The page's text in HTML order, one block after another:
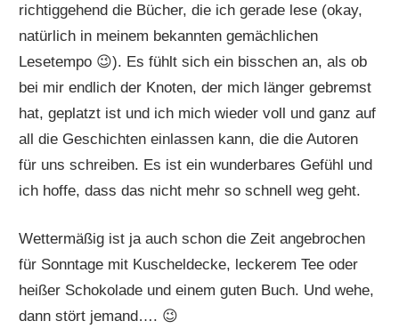
richtiggehend die Bücher, die ich gerade lese (okay,
natürlich in meinem bekannten gemächlichen
Lesetempo 😉). Es fühlt sich ein bisschen an, als ob
bei mir endlich der Knoten, der mich länger gebremst
hat, geplatzt ist und ich mich wieder voll und ganz auf
all die Geschichten einlassen kann, die die Autoren
für uns schreiben. Es ist ein wunderbares Gefühl und
ich hoffe, dass das nicht mehr so schnell weg geht.
Wettermäßig ist ja auch schon die Zeit angebrochen
für Sonntage mit Kuscheldecke, leckerem Tee oder
heißer Schokolade und einem guten Buch. Und wehe,
dann stört jemand…. 😉